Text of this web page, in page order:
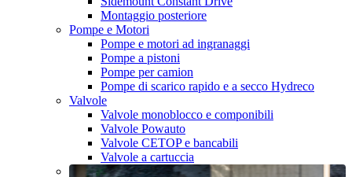
Montaggio posteriore
Pompe e Motori
Pompe e motori ad ingranaggi
Pompe a pistoni
Pompe per camion
Pompe di scarico rapido e a secco Hydreco
Valvole
Valvole monoblocco e componibili
Valvole Powauto
Valvole CETOP e bancabili
Valvole a cartuccia